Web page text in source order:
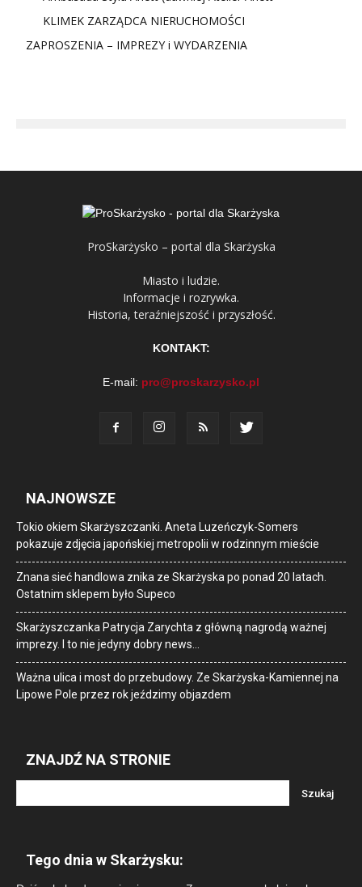
KLIMEK ZARZĄDCA NIERUCHOMOŚCI
ZAPROSZENIA – IMPREZY i WYDARZENIA
ProSkarżysko – portal dla Skarżyska
Miasto i ludzie.
Informacje i rozrywka.
Historia, teraźniejszość i przyszłość.
KONTAKT:
E-mail: pro@proskarzysko.pl
NAJNOWSZE
Tokio okiem Skarżyszczanki. Aneta Luzeńczyk-Somers
pokazuje zdjęcia japońskiej metropolii w rodzinnym mieście
Znana sieć handlowa znika ze Skarżyska po ponad 20 latach.
Ostatnim sklepem było Supeco
Skarżyszczanka Patrycja Zarychta z główną nagrodą ważnej
imprezy. I to nie jedyny dobry news…
Ważna ulica i most do przebudowy. Ze Skarżyska-Kamiennej na
Lipowe Pole przez rok jeździmy objazdem
ZNAJDŹ NA STRONIE
Tego dnia w Skarżysku: